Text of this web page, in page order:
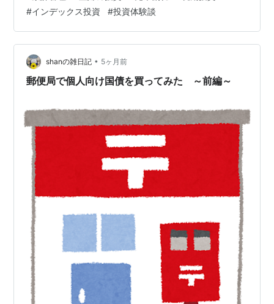
実際に選んだ銘柄（すべて言われるがまま） 証券会社は
どうやって選んだ？ 2024年、なぜか強気になり満額積立
へ 2025年1月、元本割れでパニック 売る？耐える？毎
日…
#インデックス投資 #投資体験談
shanの雑日記 • 5ヶ月前
郵便局で個人向け国債を買ってみた ～前編～